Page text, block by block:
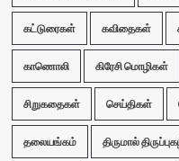
கட்டுரைகள் கவிதைகள்
காணொலி கிரேசி மொழிகள்
சிறுகதைகள் செய்திகள்
தலையங்கம் திருமால்